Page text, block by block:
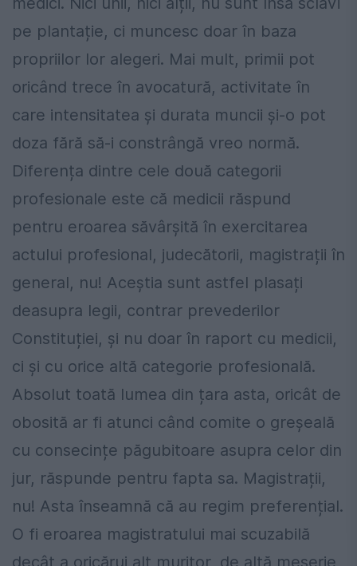
pe plantație, ci muncesc doar în baza
propriilor lor alegeri. Mai mult, primii pot
oricând trece în avocatură, activitate în
care intensitatea și durata muncii și-o pot
doza fără să-i constrângă vreo normă.
Diferența dintre cele două categorii
profesionale este că medicii răspund
pentru eroarea săvârșită în exercitarea
actului profesional, judecătorii, magistrații în
general, nu! Aceștia sunt astfel plasați
deasupra legii, contrar prevederilor
Constituției, și nu doar în raport cu medicii,
ci și cu orice altă categorie profesională.
Absolut toată lumea din țara asta, oricât de
obosită ar fi atunci când comite o greșeală
cu consecințe păgubitoare asupra celor din
jur, răspunde pentru fapta sa. Magistrații,
nu! Asta înseamnă că au regim preferențial.
O fi eroarea magistratului mai scuzabilă
decât a oricărui alt muritor, de altă meserie,